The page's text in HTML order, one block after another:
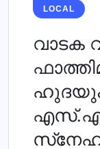
LOCAL
വാടക
ഹുദയും